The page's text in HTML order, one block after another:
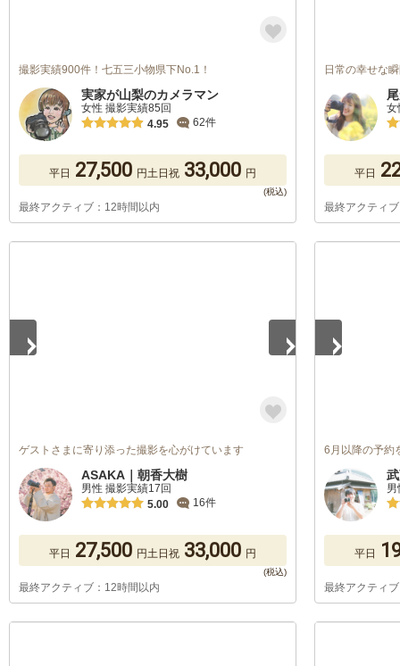
撮影実績900件！七五三小物県下No.1！
実家が山梨のカメラマン
女性 撮影実績85回
4.95
62件
平日 27,500 円土日祝 33,000 円
最終アクティブ：12時間以内
日常の幸せな
女
平日
最終アクティ
ゲストさまに寄り添った撮影を心がけています
ASAKA｜朝香大樹
男性 撮影実績17回
5.00
16件
平日 27,500 円土日祝 33,000 円
最終アクティブ：12時間以内
6月以降の予約
平日
最終アクティ